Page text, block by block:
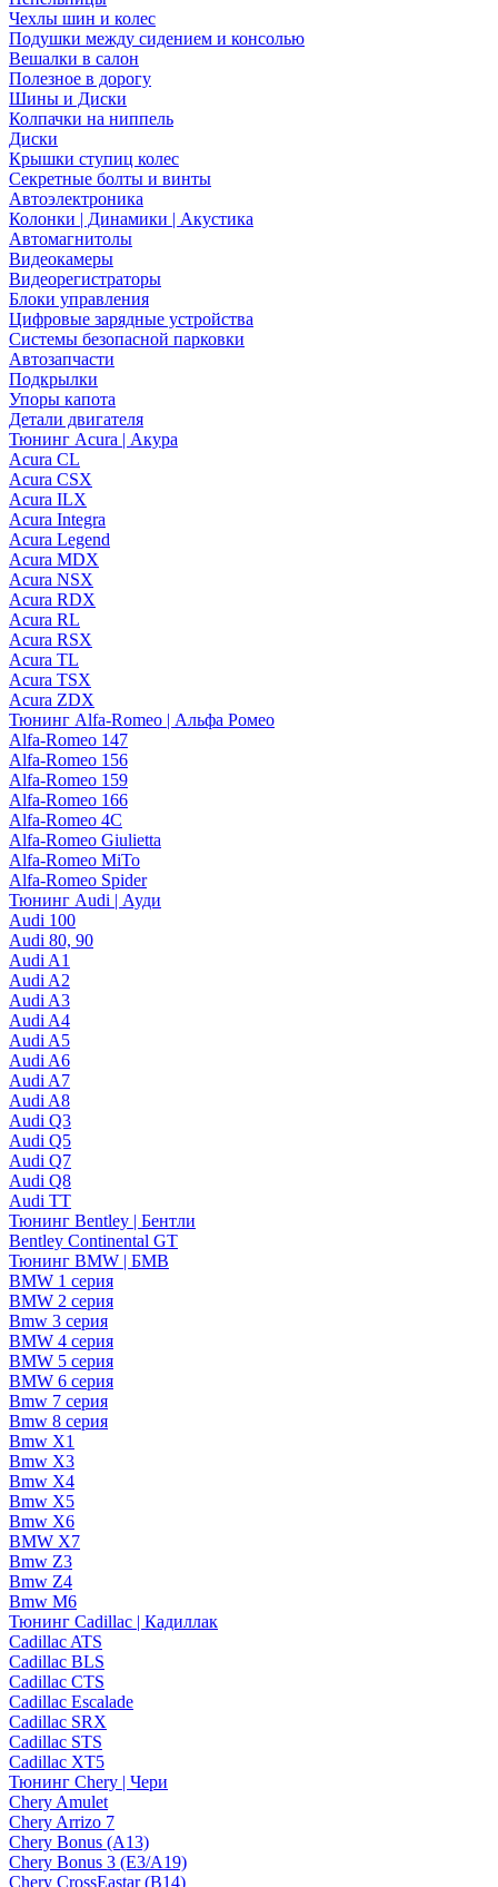
Чехлы шин и колес
Подушки между сидением и консолью
Вешалки в салон
Полезное в дорогу
Шины и Диски
Колпачки на ниппель
Диски
Крышки ступиц колес
Секретные болты и винты
Автоэлектроника
Колонки | Динамики | Акустика
Автомагнитолы
Видеокамеры
Видеорегистраторы
Блоки управления
Цифровые зарядные устройства
Системы безопасной парковки
Автозапчасти
Подкрылки
Упоры капота
Детали двигателя
Тюнинг Acura | Акура
Acura CL
Acura CSX
Acura ILX
Acura Integra
Acura Legend
Acura MDX
Acura NSX
Acura RDX
Acura RL
Acura RSX
Acura TL
Acura TSX
Acura ZDX
Тюнинг Alfa-Romeo | Альфа Ромео
Alfa-Romeo 147
Alfa-Romeo 156
Alfa-Romeo 159
Alfa-Romeo 166
Alfa-Romeo 4C
Alfa-Romeo Giulietta
Alfa-Romeo MiTo
Alfa-Romeo Spider
Тюнинг Audi | Ауди
Audi 100
Audi 80, 90
Audi A1
Audi A2
Audi A3
Audi A4
Audi A5
Audi A6
Audi A7
Audi A8
Audi Q3
Audi Q5
Audi Q7
Audi Q8
Audi TT
Тюнинг Bentley | Бентли
Bentley Continental GT
Тюнинг BMW | БМВ
BMW 1 серия
BMW 2 серия
Bmw 3 серия
BMW 4 серия
BMW 5 серия
BMW 6 серия
Bmw 7 серия
Bmw 8 серия
Bmw X1
Bmw X3
Bmw X4
Bmw X5
Bmw X6
BMW X7
Bmw Z3
Bmw Z4
Bmw М6
Тюнинг Cadillac | Кадиллак
Cadillac ATS
Cadillac BLS
Cadillac CTS
Cadillac Escalade
Cadillac SRX
Cadillac STS
Cadillac XT5
Тюнинг Chery | Чери
Chery Amulet
Chery Arrizo 7
Chery Bonus (A13)
Chery Bonus 3 (E3/A19)
Chery CrossEastar (B14)